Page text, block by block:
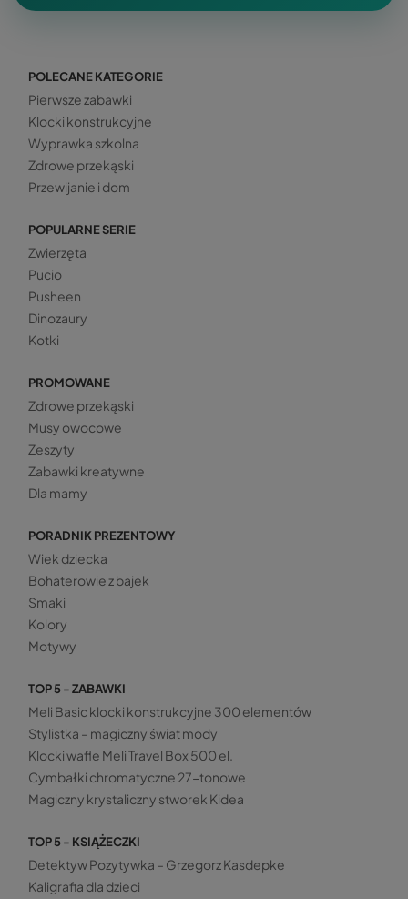
POLECANE KATEGORIE
Pierwsze zabawki
Klocki konstrukcyjne
Wyprawka szkolna
Zdrowe przekąski
Przewijanie i dom
POPULARNE SERIE
Zwierzęta
Pucio
Pusheen
Dinozaury
Kotki
PROMOWANE
Zdrowe przekąski
Musy owocowe
Zeszyty
Zabawki kreatywne
Dla mamy
PORADNIK PREZENTOWY
Wiek dziecka
Bohaterowie z bajek
Smaki
Kolory
Motywy
TOP 5 - ZABAWKI
Meli Basic klocki konstrukcyjne 300 elementów
Stylistka – magiczny świat mody
Klocki wafle Meli Travel Box 500 el.
Cymbałki chromatyczne 27-tonowe
Magiczny krystaliczny stworek Kidea
TOP 5 - KSIĄŻECZKI
Detektyw Pozytywka – Grzegorz Kasdepke
Kaligrafia dla dzieci